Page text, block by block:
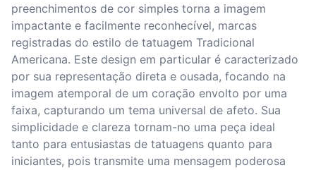
preenchimentos de cor simples torna a imagem
impactante e facilmente reconhecível, marcas
registradas do estilo de tatuagem Tradicional
Americana. Este design em particular é caracterizado
por sua representação direta e ousada, focando na
imagem atemporal de um coração envolto por uma
faixa, capturando um tema universal de afeto. Sua
simplicidade e clareza tornam-no uma peça ideal
tanto para entusiastas de tatuagens quanto para
iniciantes, pois transmite uma mensagem poderosa